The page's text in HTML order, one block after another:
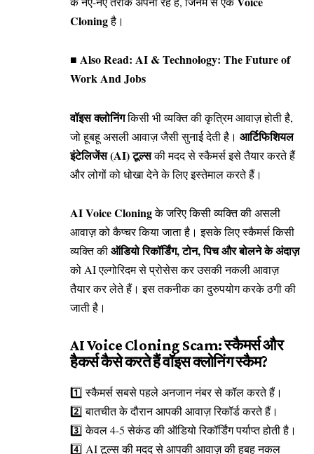
Cloningहै।
■ Also Read: AI & Technology: The Future of
Work And Jobs
वॉइस क्लोनिंगकिसी भी व्यक्ति की कृत्रिम आवाज़ होती है,
जो हूबहू असली आवाज़ जैसी सुनाई देती है। आर्टिफिशियल
इंटेलिजेंस (AI) टूल्सकी मदद से स्कैमर्स इसे तैयार करते हैं
और लोगों को धोखा देने के लिए इस्तेमाल करते हैं।
AI Voice Cloningके जरिए किसी व्यक्ति की असली
आवाज़ को कैप्चर किया जाता है। इसके लिए स्कैमर्स किसी
व्यक्ति कीऑडियो रिकॉर्डिंग, टोन, पिच और बोलने के अंदाज़
को AI एल्गोरिदम से प्रोसेस कर उसकी नकली आवाज़
तैयार कर लेते हैं। इस तकनीक का दुरुपयोग करके ठगी की
जाती है।
AI Voice Cloning Scam: स्कैमर्स और
हैकर्स कैसे करते हैं वॉइस क्लोनिंग स्कैम?
1️⃣ स्कैमर्स सबसे पहले अनजान नंबर से कॉल करते हैं।
2️⃣ बातचीत के दौरान आपकी आवाज़ रिकॉर्ड करते हैं।
3️⃣ केवल 4-5 सेकंड की ऑडियो रिकॉर्डिंग पर्याप्त होती है।
4️⃣ AI टूल्स की मदद से आपकी आवाज़ की हूबहू नकल